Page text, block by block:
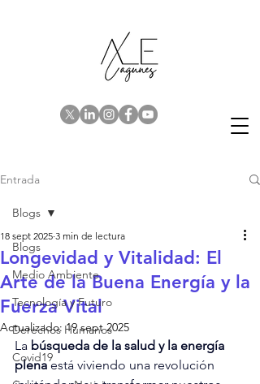
Entrada
Blogs
Medio Ambiente
Tecnología y Futuro
Derechos Humanos
Covid19
Blogs
Longevidad y Vitalidad: El
Arte de la Buena Energía y la
Fuerza Vital
18 sept 2025 3 min de lectura
Actualizado:19 sept 2025
La búsqueda de la salud y la energía
plena está viviendo una revolución